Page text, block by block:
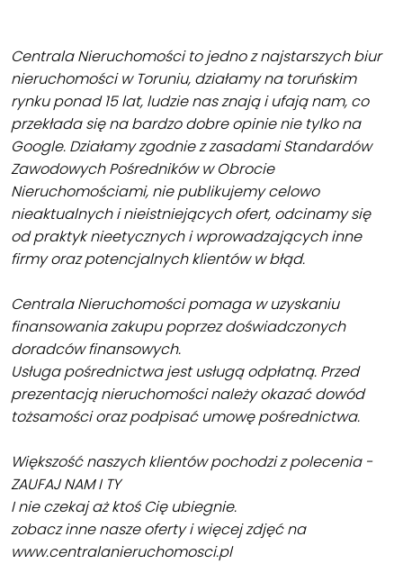
Centrala Nieruchomości to jedno z najstarszych biur
nieruchomości w Toruniu, działamy na toruńskim
rynku ponad 15 lat, ludzie nas znają i ufają nam, co
przekłada się na bardzo dobre opinie nie tylko na
Google. Działamy zgodnie z zasadami Standardów
Zawodowych Pośredników w Obrocie
Nieruchomościami, nie publikujemy celowo
nieaktualnych i nieistniejących ofert, odcinamy się
od praktyk nieetycznych i wprowadzających inne
firmy oraz potencjalnych klientów w błąd.
Centrala Nieruchomości pomaga w uzyskaniu
finansowania zakupu poprzez doświadczonych
doradców finansowych.
Usługa pośrednictwa jest usługą odpłatną. Przed
prezentacją nieruchomości należy okazać dowód
tożsamości oraz podpisać umowę pośrednictwa.
Większość naszych klientów pochodzi z polecenia -
ZAUFAJ NAM I TY
I nie czekaj aż ktoś Cię ubiegnie.
zobacz inne nasze oferty i więcej zdjęć na
www.centralanieruchomosci.pl